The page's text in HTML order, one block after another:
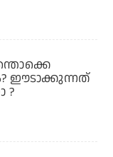
ഈടാക്കുന്നത്
?